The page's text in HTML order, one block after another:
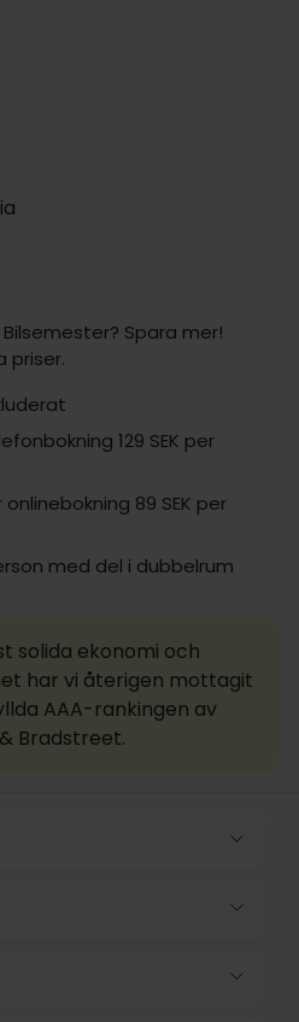
Spara mer!
priser.
129 SEK per
89 SEK per
med del i dubbelrum
solida ekonomi och
har vi återigen mottagit
AAA-rankingen av
Bradstreet.